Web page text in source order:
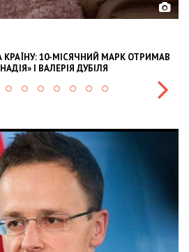
02.02.2026
OLEKSII ABASOV: HOW UKRAINIAN
INTERNATIONAL INVESTMENTS AND HEDGE